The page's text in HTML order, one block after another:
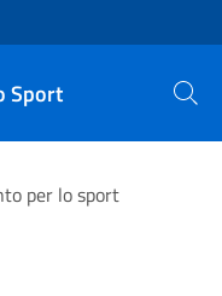
Sport Cerca
per lo sport